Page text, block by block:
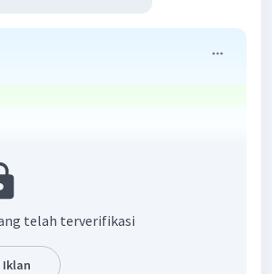
acuan.
sampai ke angka 0 dan tarik garis
ke pertengahan angka 30 dan
telah terverifikasi